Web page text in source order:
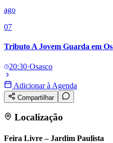
ago
07
Tributo A Jovem Guarda em
20:30·Osasco
Adicionar à Agenda
Compartilhar
Localização
Feira Livre – Jardim Paulista